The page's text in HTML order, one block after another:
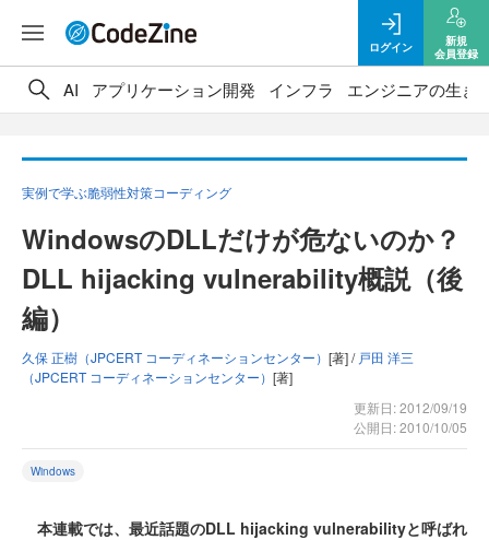
ログイン
新規
会員登録
AI アプリケーション開発 インフラ エンジニアの生き
実例で学ぶ脆弱性対策コーディング
WindowsのDLLだけが危ないのか？
DLL hijacking vulnerability概説（後
編）
久保 正樹（JPCERT コーディネーションセンター） [著] / 戸田 洋三
（JPCERT コーディネーションセンター） [著]
更新日: 2012/09/19
公開日: 2010/10/05
Windows
本連載では、最近話題のDLL hijacking vulnerabilityと呼ばれ